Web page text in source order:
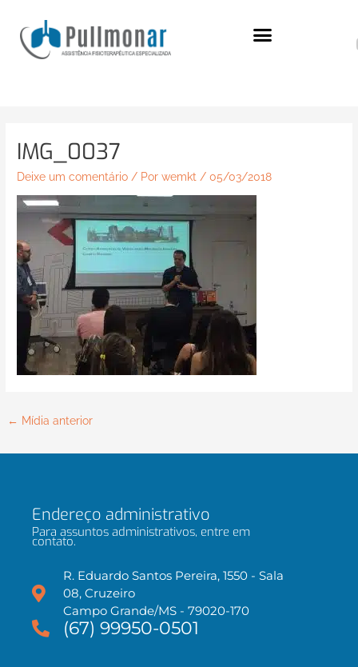
para
conteúdo
IMG_0037
Deixe um comentário / Porwemkt /05/03/2018
← Mídia anterior
Endereço administrativo
Para assuntos administrativos, entre em
contato.
R. Eduardo Santos Pereira, 1550 - Sala
08, Cruzeiro
Campo Grande/MS - 79020-170
(67) 99950-0501